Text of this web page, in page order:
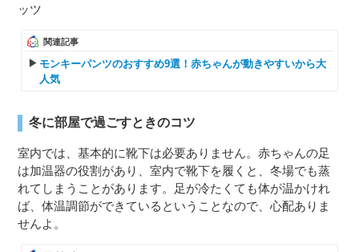
ッツ
関連記事
モンキーパンツのおすすめ9選！赤ちゃんが動きやすいから大
人気
冬に部屋で過ごすときのコツ
室内では、基本的に靴下は必要ありません。赤ちゃんの足
は加温器の役割があり、室内で靴下を履くと、冬場でも蒸
れてしまうことがあります。足が冷たくても体が温かけれ
ば、体温調節ができているということなので、心配ありま
せんよ。